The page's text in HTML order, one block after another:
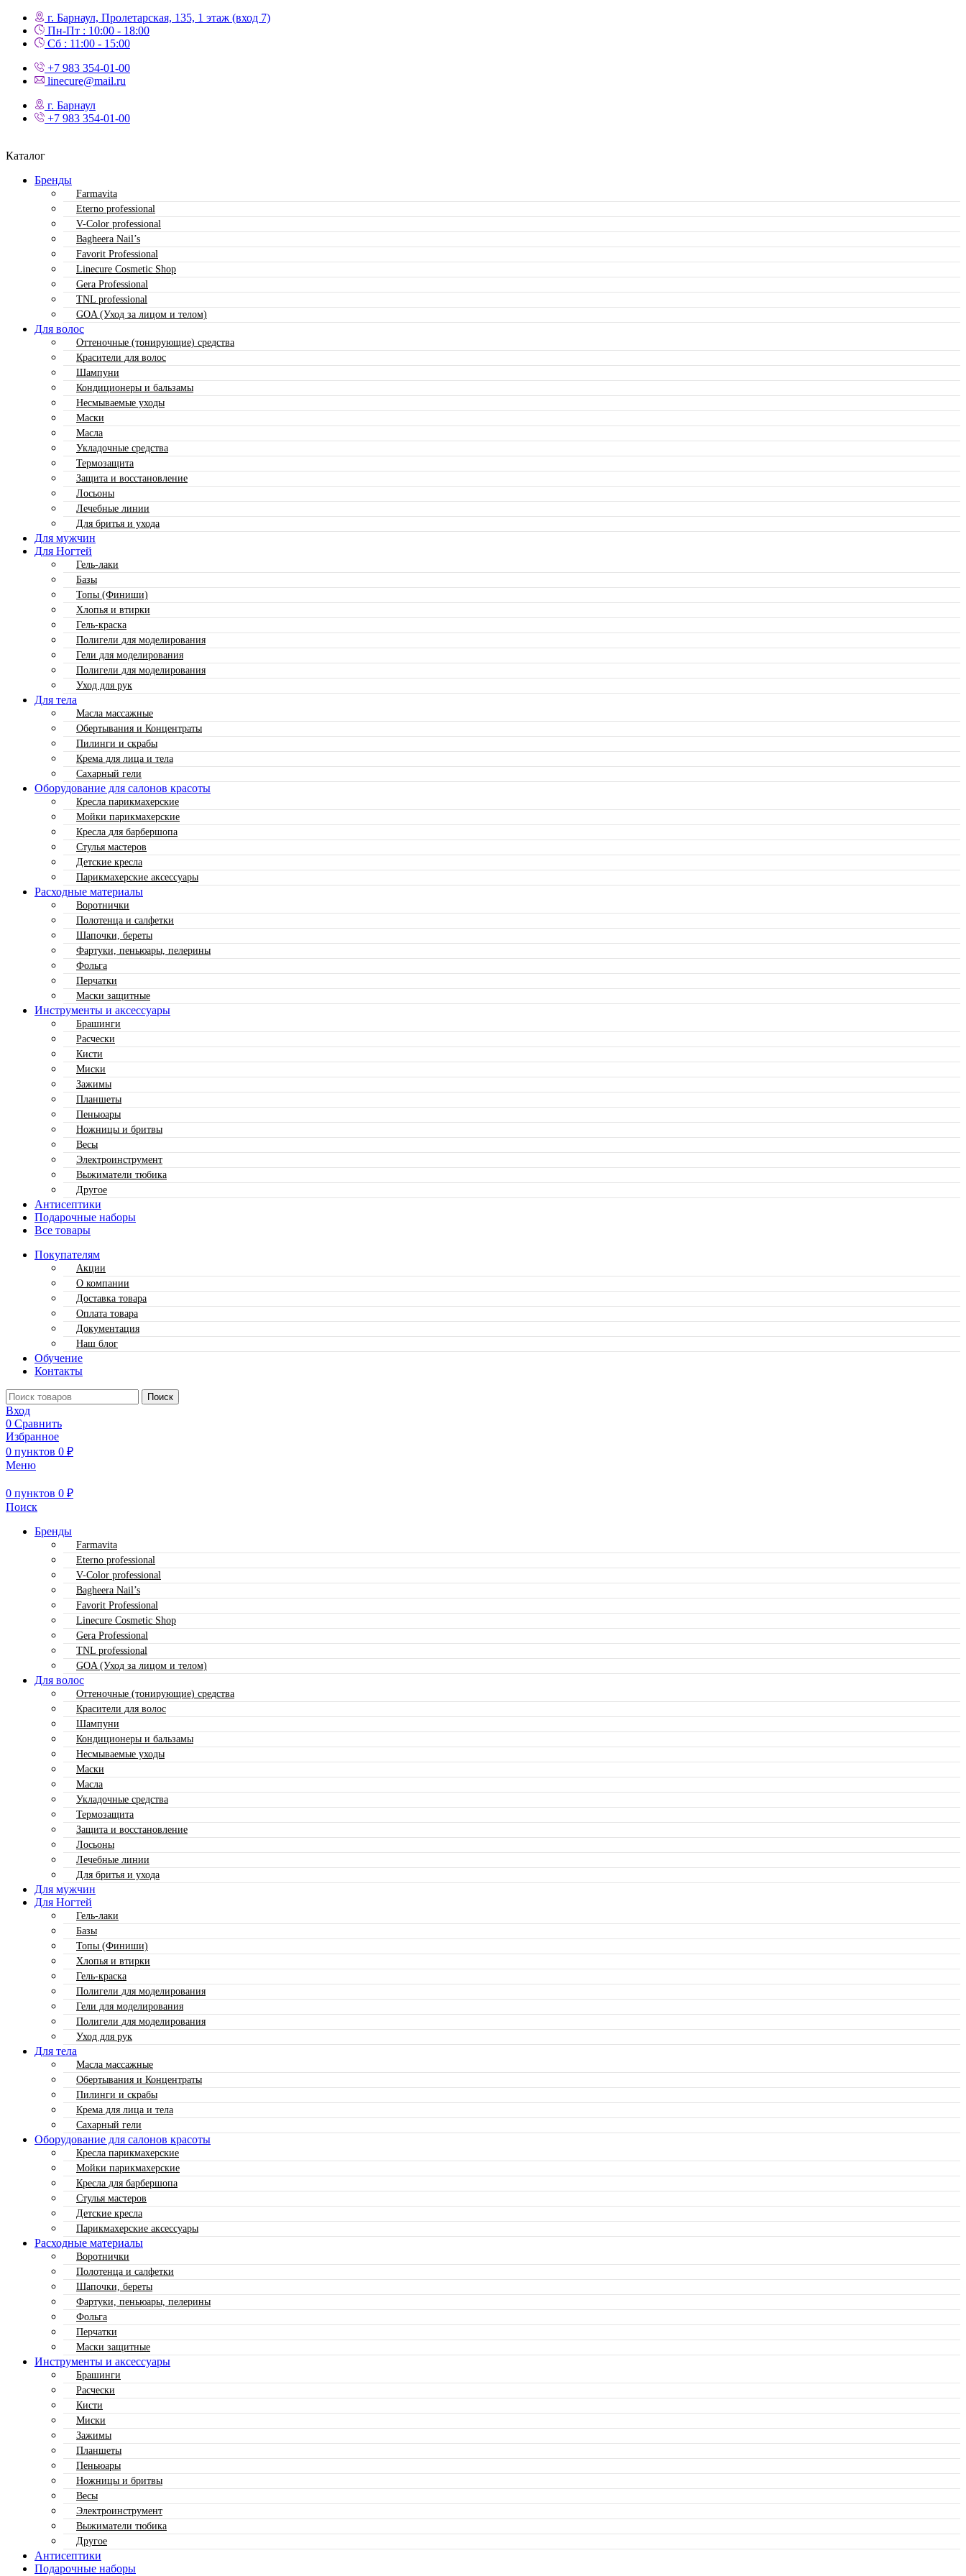
г. Барнаул, Пролетарская, 135,​ 1 этаж (вход 7)
Пн-Пт : 10:00 - 18:00
Сб : 11:00 - 15:00
+7 983 354-01-00
linecure@mail.ru
г. Барнаул
+7 983 354-01-00
Каталог
Бренды
Farmavita
Eterno professional
V-Color professional
Bagheera Nail’s
Favorit Professional
Linecure Cosmetic Shop
Gera Professional
TNL professional
GOA (Уход за лицом и телом)
Для волос
Оттеночные (тонирующие) средства
Красители для волос
Шампуни
Кондиционеры и бальзамы
Несмываемые уходы
Маски
Масла
Укладочные средства
Термозащита
Защита и восстановление
Лосьоны
Лечебные линии
Для бритья и ухода
Для мужчин
Для Ногтей
Гель-лаки
Базы
Топы (Финиши)
Хлопья и втирки
Гель-краска
Полигели для моделирования
Гели для моделирования
Полигели для моделирования
Уход для рук
Для тела
Масла массажные
Обертывания и Концентраты
Пилинги и скрабы
Крема для лица и тела
Сахарный гели
Оборудование для салонов красоты
Кресла парикмахерские
Мойки парикмахерские
Кресла для барбершопа
Стулья мастеров
Детские кресла
Парикмахерские аксессуары
Расходные материалы
Воротнички
Полотенца и салфетки
Шапочки, береты
Фартуки, пеньюары, пелерины
Фольга
Перчатки
Маски защитные
Инструменты и аксессуары
Брашинги
Расчески
Кисти
Миски
Зажимы
Планшеты
Пеньюары
Ножницы и бритвы
Весы
Электроинструмент
Выжиматели тюбика
Другое
Антисептики
Подарочные наборы
Все товары
Покупателям
Акции
О компании
Доставка товара
Оплата товара
Документация
Наш блог
Обучение
Контакты
Поиск
Вход
0 Сравнить
Избранное
0 пунктов 0 ₽
Меню
0 пунктов 0 ₽
Поиск
Бренды
Farmavita
Eterno professional
V-Color professional
Bagheera Nail’s
Favorit Professional
Linecure Cosmetic Shop
Gera Professional
TNL professional
GOA (Уход за лицом и телом)
Для волос
Оттеночные (тонирующие) средства
Красители для волос
Шампуни
Кондиционеры и бальзамы
Несмываемые уходы
Маски
Масла
Укладочные средства
Термозащита
Защита и восстановление
Лосьоны
Лечебные линии
Для бритья и ухода
Для мужчин
Для Ногтей
Гель-лаки
Базы
Топы (Финиши)
Хлопья и втирки
Гель-краска
Полигели для моделирования
Гели для моделирования
Полигели для моделирования
Уход для рук
Для тела
Масла массажные
Обертывания и Концентраты
Пилинги и скрабы
Крема для лица и тела
Сахарный гели
Оборудование для салонов красоты
Кресла парикмахерские
Мойки парикмахерские
Кресла для барбершопа
Стулья мастеров
Детские кресла
Парикмахерские аксессуары
Расходные материалы
Воротнички
Полотенца и салфетки
Шапочки, береты
Фартуки, пеньюары, пелерины
Фольга
Перчатки
Маски защитные
Инструменты и аксессуары
Брашинги
Расчески
Кисти
Миски
Зажимы
Планшеты
Пеньюары
Ножницы и бритвы
Весы
Электроинструмент
Выжиматели тюбика
Другое
Антисептики
Подарочные наборы